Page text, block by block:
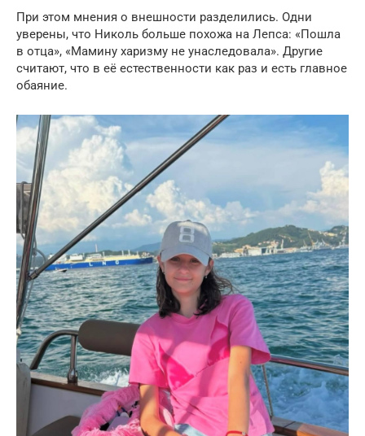
При этом мнения о внешности разделились. Одни
уверены, что Николь больше похожа на Лепса: «Пошла
в отца», «Мамину харизму не унаследовала». Другие
считают, что в её естественности как раз и есть главное
обаяние.